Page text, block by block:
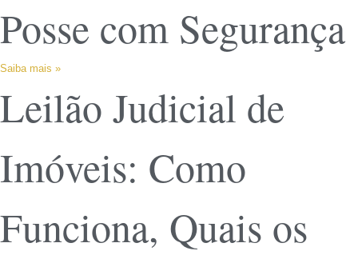
Posse com Segurança
Saiba mais »
Leilão Judicial de
Imóveis: Como
Funciona, Quais os